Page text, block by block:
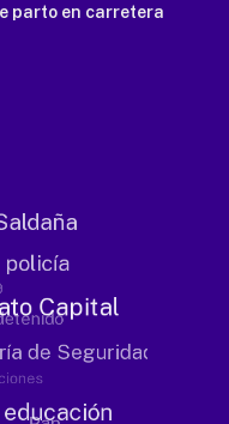
parto en carretera